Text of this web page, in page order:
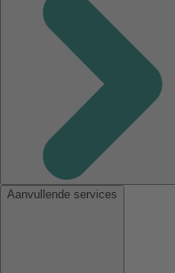
Aanvullende services